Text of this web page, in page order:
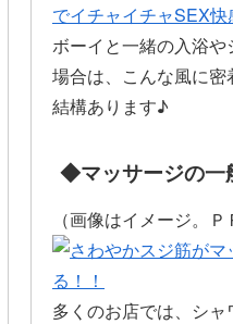
ボーイと一緒の入浴
場合は、こんな風に
結構あります♪
◆マッサージの一
（画像はイメージ。Ｐ
多くのお店では、シ